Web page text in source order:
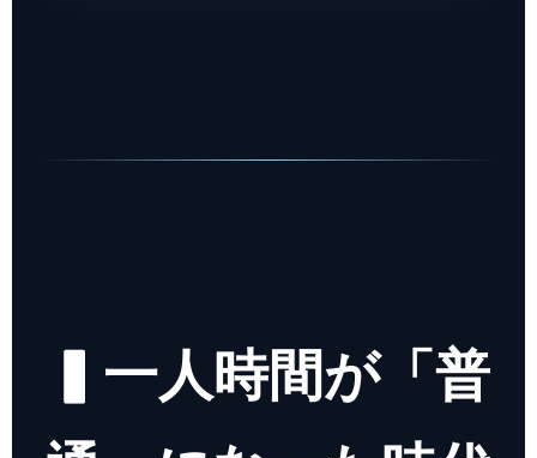
▍一人時間が「普